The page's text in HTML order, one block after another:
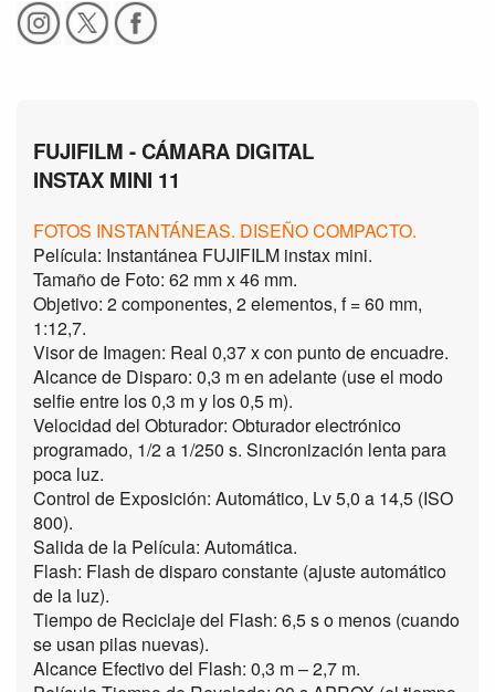
FUJIFILM - CÁMARA DIGITAL
INSTAX MINI 11
FOTOS INSTANTÁNEAS. DISEÑO COMPACTO.
Película: Instantánea FUJIFILM instax mini.
Tamaño de Foto: 62 mm x 46 mm.
Objetivo: 2 componentes, 2 elementos, f = 60 mm,
1:12,7.
Visor de Imagen: Real 0,37 x con punto de encuadre.
Alcance de Disparo: 0,3 m en adelante (use el modo
selfie entre los 0,3 m y los 0,5 m).
Velocidad del Obturador: Obturador electrónico
programado, 1/2 a 1/250 s. Sincronización lenta para
poca luz.
Control de Exposición: Automático, Lv 5,0 a 14,5 (ISO
800).
Salida de la Película: Automática.
Flash: Flash de disparo constante (ajuste automático
de la luz).
Tiempo de Reciclaje del Flash: 6,5 s o menos (cuando
se usan pilas nuevas).
Alcance Efectivo del Flash: 0,3 m – 2,7 m.